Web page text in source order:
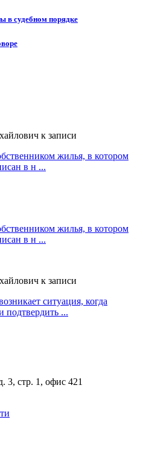
в судебном порядке
к записи
жилья, в котором
в н ...
жилья, в котором
в н ...
к записи
ситуация, когда
подтвердить ...
3, стр. 1, офис 421